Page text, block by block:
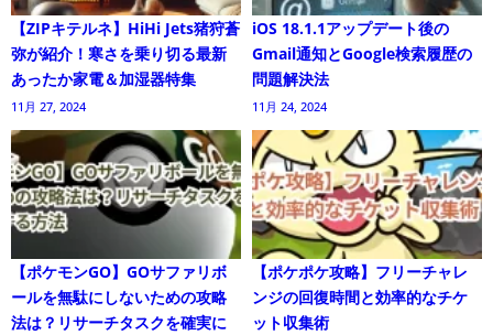
【ZIPキテルネ】HiHi Jets猪狩蒼
弥が紹介！寒さを乗り切る最新
あったか家電＆加湿器特集
11月 27, 2024
iOS 18.1.1アップデート後の
Gmail通知とGoogle検索履歴の
問題解決法
11月 24, 2024
【ポケモンGO】GOサファリボ
ールを無駄にしないための攻略
法は？リサーチタスクを確実に
【ポケポケ攻略】フリーチャレ
ンジの回復時間と効率的なチケ
ット収集術